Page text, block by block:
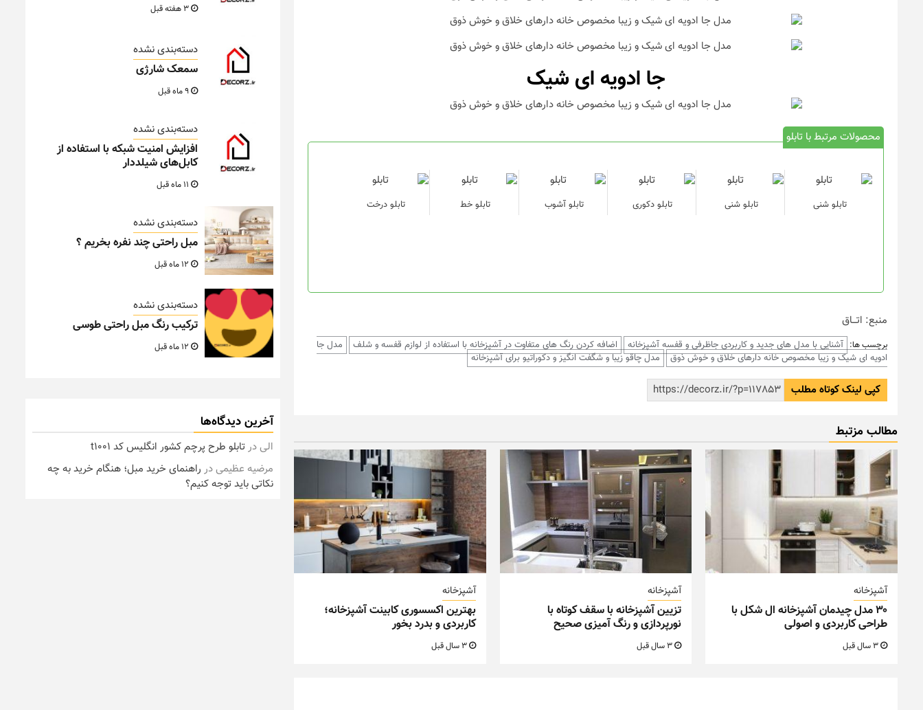
جا ادویه ای شیک
محصولات مرتبط با تابلو
تابلو شنی تابلو شنی تابلو دکوری تابلو آشوب تابلو خط تابلو درخت
منبع: اتـــاق
برچسب ها: آشنایی با مدل های جدید و کاربردی جاظرفی و قفسه آشپزخانه اضافه کردن رنگ های متفاوت در آشپزخانه با استفاده از لوازم قفسه و شلف
مدل جا
ادویه ای شیک و زیبا مخصوص خانه دارهای خلاق و خوش ذوق
مدل چاقو زیبا و شگفت انگیز و دکوراتیو برای آشپزخانه
کپی لینک کوتاه مطلب
مطالب مزتبط
آشپزخانه
۳۰ مدل چیدمان آشپزخانه ال شکل با
طراحی کاربردی و اصولی
آشپزخانه
تزیین آشپزخانه با سقف کوتاه با
نورپردازی و رنگ آمیزی صحیح
3 سال قبل
آشپزخانه
بهترین اکسسوری کابینت آشپزخانه؛
کاربردی و بدرد بخور
3 سال قبل
دسته‌بندی نشده
سمعک شارژی
دسته‌بندی نشده
افزایش امنیت شبکه با استفاده از
کابل‌های شیلددار
دسته‌بندی نشده
مبل راحتی چند نفره بخریم ؟
دسته‌بندی نشده
ترکیب رنگ مبل راحتی طوسی
آخرین دیدگاه‌ها
الیدرتابلو طرح پرچم کشور انگلیس کد t1001
مرضیه عظیمیدر راهنمای خرید مبل؛ هنگام خرید به چه
نکاتی باید توجه کنیم؟